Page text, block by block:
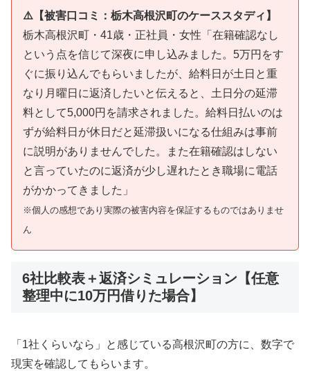
⚠️【被害口コミ：栃木高根沢町のケーススタディ】
栃木高根沢町・41歳・正社員・女性「在籍確認なし
という点を信じて深夜に申し込みました。5万円をす
ぐに振り込んでもらいましたが、給料日が土日と重
なり月曜日に返済したいと伝えると、土日分の延滞
料として5,000円を請求されました。給料日払いのは
ずが給料日が休日だと延滞扱いになる仕組みは事前
に説明がありませんでした。また在籍確認はしない
と言っていたのに返済が少し遅れたとき職場に電話
がかかってきました」
※個人の感想であり実際の被害内容を保証するものではありませ
ん
6社比較表＋返済シミュレーション【任意
整理中に10万円借りた場合】
「1社くらいなら」と感じている高根沢町の方に、数字で
現実を確認してもらいます。